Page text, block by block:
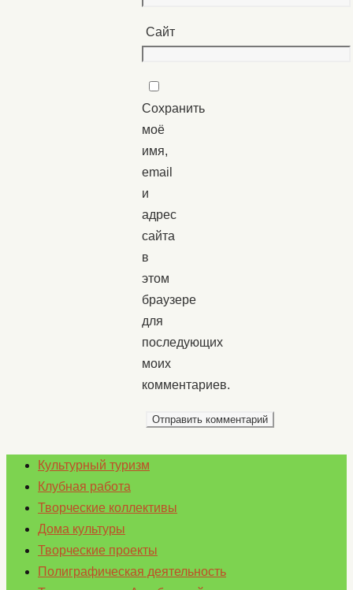
Сайт
Сохранить
моё
имя,
email
и
адрес
сайта
в
этом
браузере
для
последующих
моих
комментариев.
Культурный туризм
Клубная работа
Творческие коллективы
Дома культуры
Творческие проекты
Полиграфическая деятельность